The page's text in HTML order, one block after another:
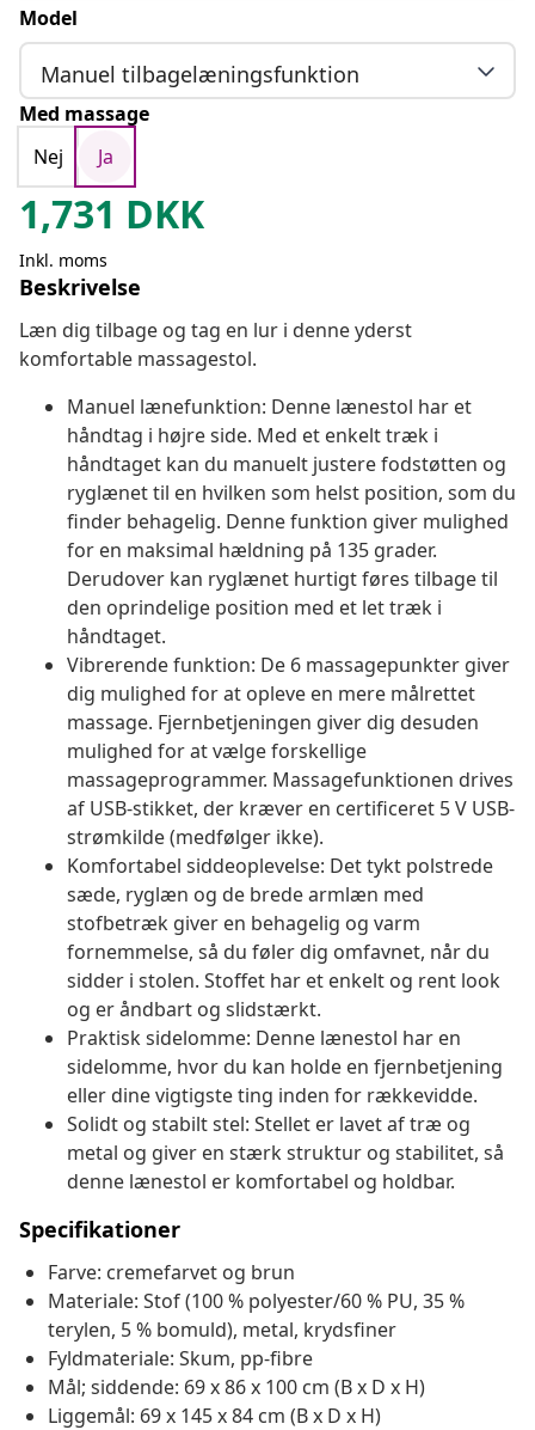
Model
Manuel tilbagelæningsfunktion
Med massage
Nej
Ja
1,731 DKK
Inkl. moms
Beskrivelse
Læn dig tilbage og tag en lur i denne yderst
komfortable massagestol.
Manuel lænefunktion: Denne lænestol har et
håndtag i højre side. Med et enkelt træk i
håndtaget kan du manuelt justere fodstøtten og
ryglænet til en hvilken som helst position, som du
finder behagelig. Denne funktion giver mulighed
for en maksimal hældning på 135 grader.
Derudover kan ryglænet hurtigt føres tilbage til
den oprindelige position med et let træk i
håndtaget.
Vibrerende funktion: De 6 massagepunkter giver
dig mulighed for at opleve en mere målrettet
massage. Fjernbetjeningen giver dig desuden
mulighed for at vælge forskellige
massageprogrammer. Massagefunktionen drives
af USB-stikket, der kræver en certificeret 5 V USB-
strømkilde (medfølger ikke).
Komfortabel siddeoplevelse: Det tykt polstrede
sæde, ryglæn og de brede armlæn med
stofbetræk giver en behagelig og varm
fornemmelse, så du føler dig omfavnet, når du
sidder i stolen. Stoffet har et enkelt og rent look
og er åndbart og slidstærkt.
Praktisk sidelomme: Denne lænestol har en
sidelomme, hvor du kan holde en fjernbetjening
eller dine vigtigste ting inden for rækkevidde.
Solidt og stabilt stel: Stellet er lavet af træ og
metal og giver en stærk struktur og stabilitet, så
denne lænestol er komfortabel og holdbar.
Specifikationer
Farve: cremefarvet og brun
Materiale: Stof (100 % polyester/60 % PU, 35 %
terylen, 5 % bomuld), metal, krydsfiner
Fyldmateriale: Skum, pp-fibre
Mål; siddende: 69 x 86 x 100 cm (B x D x H)
Liggemål: 69 x 145 x 84 cm (B x D x H)